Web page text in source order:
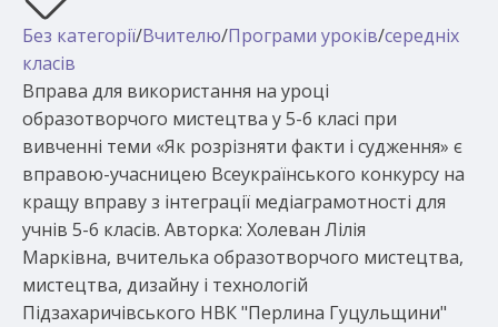
Без категорії/Вчителю/Програми уроків/середніх
класів
Вправа для використання на уроці
образотворчого мистецтва у 5-6 класі при
вивченні теми «Як розрізняти факти і судження» є
вправою-учасницею Всеукраїнського конкурсу на
кращу вправу з інтеграції медіаграмотності для
учнів 5-6 класів. Авторка: Холеван Лілія
Марківна, вчителька образотворчого мистецтва,
мистецтва, дизайну і технологій
Підзахаричівського НВК "Перлина Гуцульщини"